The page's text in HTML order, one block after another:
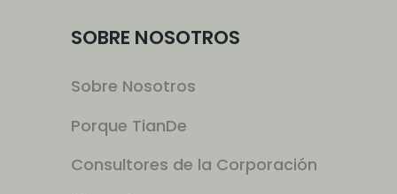
SOBRE NOSOTROS
Sobre Nosotros
Porque TianDe
Consultores de la Corporación